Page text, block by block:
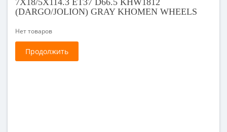
(DARGO/JOLION) GRAY KHOMEN WHEELS
Нет товаров
Продолжить